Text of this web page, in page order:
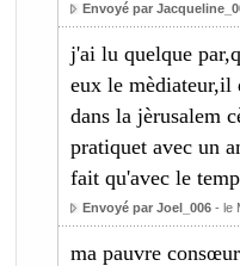
Envoyé par
j'ai lu quelque
eux le mèdiateur,il
dans la jèrusalem
pratiquet avec un
fait qu'avec le
Envoyé par Joel_006- le
ma pauvre